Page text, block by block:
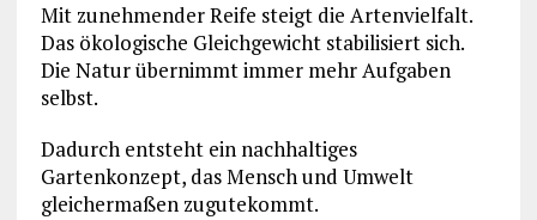
Mit zunehmender Reife steigt die Artenvielfalt.
Das ökologische Gleichgewicht stabilisiert sich.
Die Natur übernimmt immer mehr Aufgaben
selbst.
Dadurch entsteht ein nachhaltiges
Gartenkonzept, das Mensch und Umwelt
gleichermaßen zugutekommt.